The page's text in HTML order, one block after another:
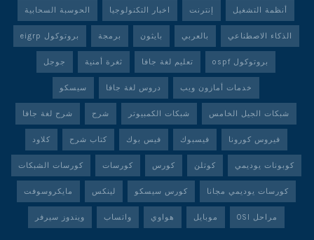
أنظمة التشغيل إنترنت اخبار التكنولوجيا الحوسبة السحابية
الذكاء الاصطناعي بالعربي بايثون برمجة بروتوكول eigrp
بروتوكول ospf تعليم لغة جافا ثغرة أمنية جوجل
خدمات أمازون ويب دروس لغة جافا سيسكو
شبكات الجيل الخامس شبكات الكمبيوتر شرح شرح لغة جافا
فيروس كورونا فيسبوك فيس بوك كتاب شرح كلاود
كوبونات يوديمي كوتلن كورس كورسات كورسات الشبكات
كورسات يوديمي مجانا كورس سيسكو لينكس مايكروسوفت
مراحل OSI موبايل هواوي واتساب ويندوز سيرفر